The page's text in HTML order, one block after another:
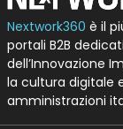
Nextwork360 è il
portali B2B
dell’Innovazione
la cultura digitale
amministrazioni